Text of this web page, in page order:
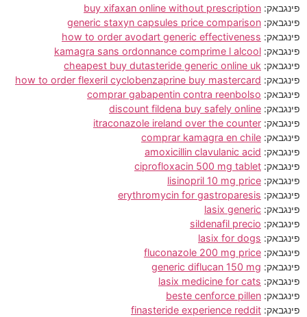
פינגבאק: buy xifaxan online without prescription
פינגבאק: generic staxyn capsules price comparison
פינגבאק: how to order avodart generic effectiveness
פינגבאק: kamagra sans ordonnance comprime l alcool
פינגבאק: cheapest buy dutasteride generic online uk
פינגבאק: how to order flexeril cyclobenzaprine buy mastercard
פינגבאק: comprar gabapentin contra reenbolso
פינגבאק: discount fildena buy safely online
פינגבאק: itraconazole ireland over the counter
פינגבאק: comprar kamagra en chile
פינגבאק: amoxicillin clavulanic acid
פינגבאק: ciprofloxacin 500 mg tablet
פינגבאק: lisinopril 10 mg price
פינגבאק: erythromycin for gastroparesis
פינגבאק: lasix generic
פינגבאק: sildenafil precio
פינגבאק: lasix for dogs
פינגבאק: fluconazole 200 mg price
פינגבאק: generic diflucan 150 mg
פינגבאק: lasix medicine for cats
פינגבאק: beste cenforce pillen
פינגבאק: finasteride experience reddit